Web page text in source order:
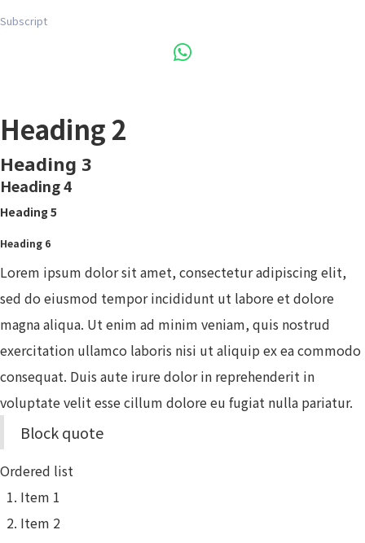
Subscript
Heading 2
Heading 3
Heading 4
Heading 5
Heading 6
Lorem ipsum dolor sit amet, consectetur adipiscing elit,
sed do eiusmod tempor incididunt ut labore et dolore
magna aliqua. Ut enim ad minim veniam, quis nostrud
exercitation ullamco laboris nisi ut aliquip ex ea commodo
consequat. Duis aute irure dolor in reprehenderit in
voluptate velit esse cillum dolore eu fugiat nulla pariatur.
Block quote
Ordered list
Item 1
Item 2